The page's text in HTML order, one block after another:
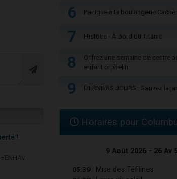
!
6 Panique à la boulangerie
7 Histoire - À bord du Titanic
8
Offrez une semaine de centre
enfant orphelin
9 DERNIERS JOURS : Sauvez la
Horaires pour
9 Août 2026 - 26 Av
05:39 Mise des Téfilines